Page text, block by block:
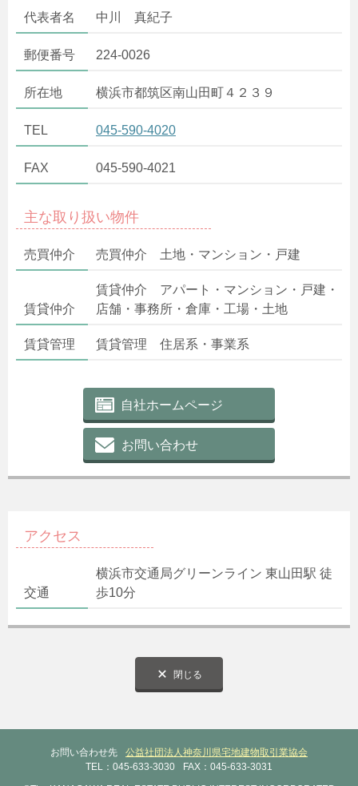
代表者名 中川 真紀子
郵便番号 224-0026
所在地 横浜市都筑区南山田町４２３９
TEL 045-590-4020
FAX 045-590-4021
主な取り扱い物件
売買仲介 売買仲介 土地・マンション・戸建
賃貸仲介
賃貸仲介 アパート・マンション・戸建・
店舗・事務所・倉庫・工場・土地
賃貸管理 賃貸管理 住居系・事業系
自社ホームページ
お問い合わせ
アクセス
交通
横浜市交通局グリーンライン 東山田駅 徒
歩10分
閉じる
お問い合わせ先
公益社団法人神奈川県宅地建物取引業協会
TEL：045-633-3030
FAX：045-633-3031